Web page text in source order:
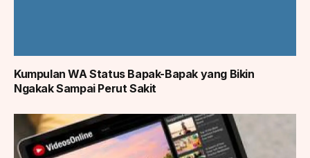
Kumpulan WA Status Bapak-Bapak yang Bikin
Ngakak Sampai Perut Sakit